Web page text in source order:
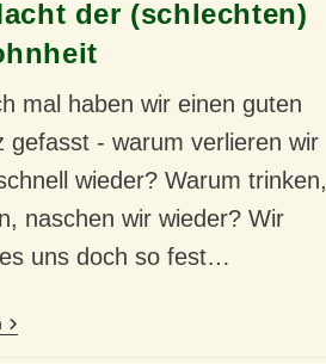
der (schlechten)
mal haben wir einen guten
gefasst - warum verlieren wir
wieder? Warum trinken,
naschen wir wieder? Wir
uns doch so fest…
Die